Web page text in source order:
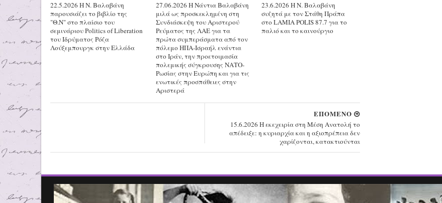
22.5.2026 H N. Βαλαβάνη
παρουσιάζει το βιβλίο της
"Θ.Ν" στο πλαίσιο του
σεμινάριου Politics of Liberation
του Ιδρύματος Ρόζα
Λούξεμπουργκ στην Ελλάδα
27.06.2026 H Νάντια Βαλαβάνη
μιλά ως προσκεκλημένη στη
Συνδιάσκεψη του Αριστερού
Ρεύματος της ΛΑΕ για τα
πρώτα συμπεράσματα από τον
πόλεμο ΗΠΑ-Ισραήλ ενάντια
στο Ιράν, την προετοιμασία
πολεμικής σύγκρουσης ΝΑΤΟ-
Ρωσίας στην Ευρώπη και για τις
ενωτικές προσπάθειες στην
Αριστερά
23.6.2026 Η Ν. Βαλαβάνη
συζητά με τον Στάθη Πράπα
στο LAMIA POLIS 87.7 για το
παλιό και το καινούργιο
ΕΠΟΜΕΝΟ
15.6.2026 Η εκεχειρία στη Μέση Ανατολή το
απέδειξε: η κυριαρχία και η αξιοπρέπεια δεν
χαρίζονται, κατακτιούνται